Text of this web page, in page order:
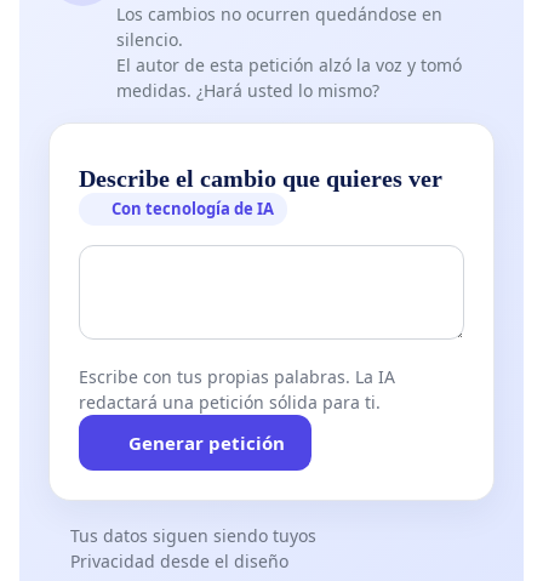
Los cambios no ocurren quedándose en
silencio.
El autor de esta petición alzó la voz y tomó
medidas. ¿Hará usted lo mismo?
Describe el cambio que quieres ver
Con tecnología de IA
Escribe con tus propias palabras. La IA
redactará una petición sólida para ti.
Generar petición
Tus datos siguen siendo tuyos
Privacidad desde el diseño